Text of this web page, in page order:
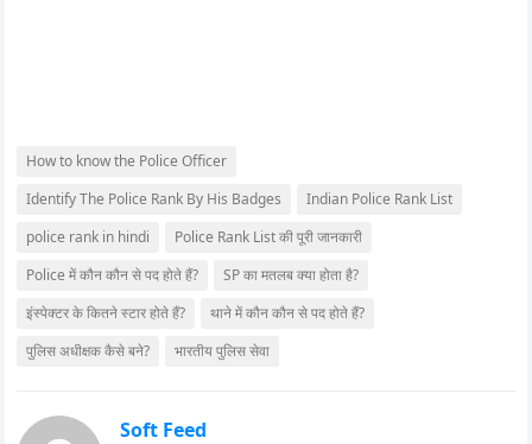
How to know the Police Officer
Identify The Police Rank By His Badges
Indian Police Rank List
police rank in hindi
Police Rank List की पूरी जानकारी
Police में कौन कौन से पद होते हैं?
SP का मतलब क्या होता है?
इंस्पेक्टर के कितने स्टार होते हैं?
थाने में कौन कौन से पद होते हैं?
पुलिस अधीक्षक कैसे बने?
भारतीय पुलिस सेवा
Soft Feed